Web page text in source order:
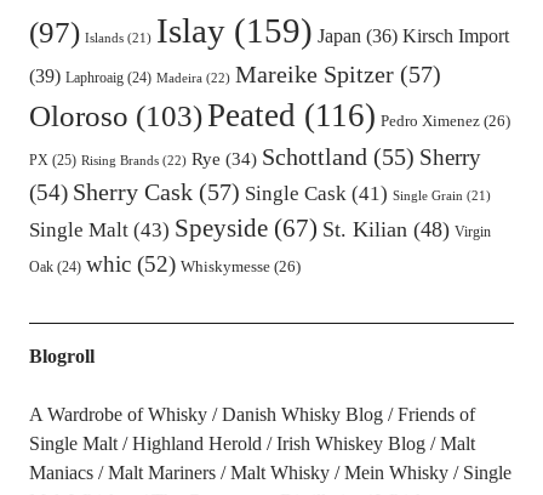
(97) Islands(21) Islay(159) Japan (36) Kirsch Import
(39) Laphroaig(24) Madeira(22) Mareike Spitzer(57)
Oloroso (103)Peated (116) Pedro Ximenez(26)
PX(25) Rising Brands(22) Rye (34) Schottland (55) Sherry
(54) Sherry Cask(57) Single Cask(41) Single Grain (21)
Single Malt(43) Speyside(67) St. Kilian(48) Virgin
Oak(24) whic(52) Whiskymesse(26)
Blogroll
A Wardrobe of Whisky Danish Whisky Blog
Friends of
Single Malt
Highland Herold Irish Whiskey Blog
Malt
Maniacs
Malt Mariners Malt Whisky Mein Whisky
Single